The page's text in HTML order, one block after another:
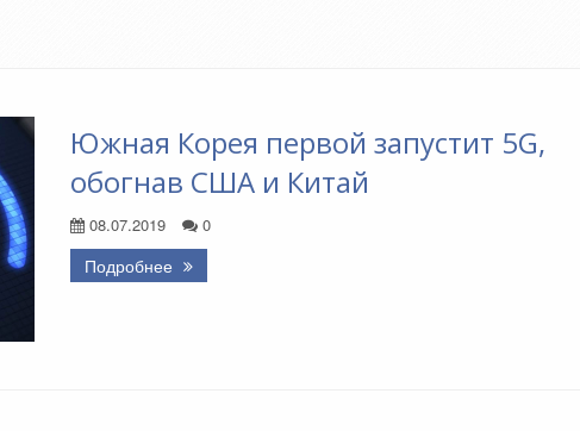
Южная Корея первой запустит 5G,
обогнав США и Китай
08.07.2019 0
Подробнее